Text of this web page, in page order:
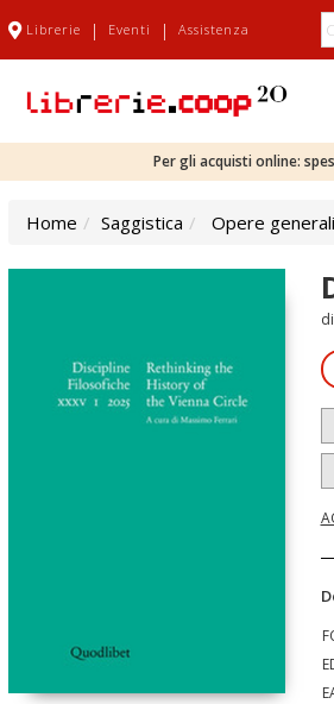
Librerie | Eventi | Assistenza
Per gli acquisti online:
Home Saggistica Opere
di